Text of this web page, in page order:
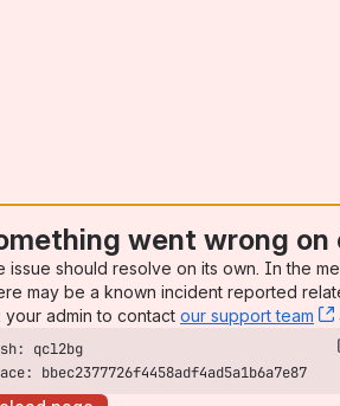
went wrong on
issue should resolve on its own. In the
may be a known incident reported
your admin to contact our support team
bbec2377726f4458adf4ad5a1b6a7e87